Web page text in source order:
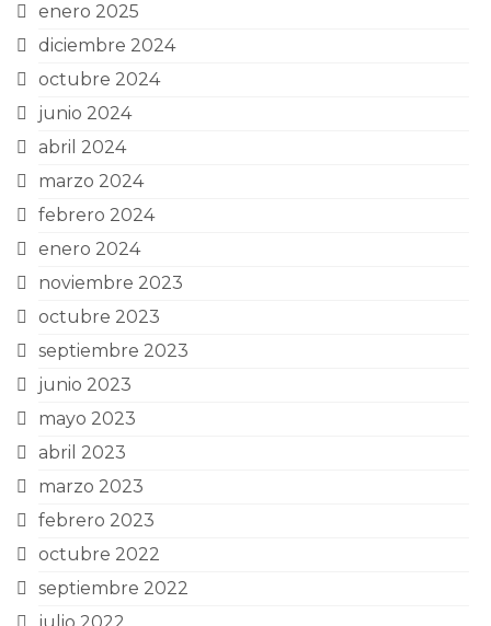
enero 2025
diciembre 2024
octubre 2024
junio 2024
abril 2024
marzo 2024
febrero 2024
enero 2024
noviembre 2023
octubre 2023
septiembre 2023
junio 2023
mayo 2023
abril 2023
marzo 2023
febrero 2023
octubre 2022
septiembre 2022